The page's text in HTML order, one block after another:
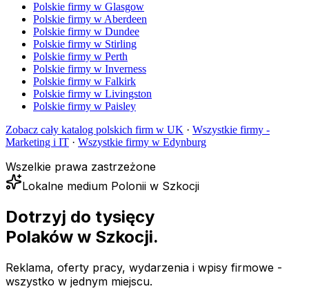
Polskie firmy w Glasgow
Polskie firmy w Aberdeen
Polskie firmy w Dundee
Polskie firmy w Stirling
Polskie firmy w Perth
Polskie firmy w Inverness
Polskie firmy w Falkirk
Polskie firmy w Livingston
Polskie firmy w Paisley
Zobacz cały katalog polskich firm w UK · Wszystkie firmy -
Marketing i IT · Wszystkie firmy w Edynburg
Wszelkie prawa zastrzeżone
Lokalne medium Polonii w Szkocji
Dotrzyj do tysięcy
Polaków w Szkocji.
Reklama, oferty pracy, wydarzenia i wpisy firmowe -
wszystko w jednym miejscu.